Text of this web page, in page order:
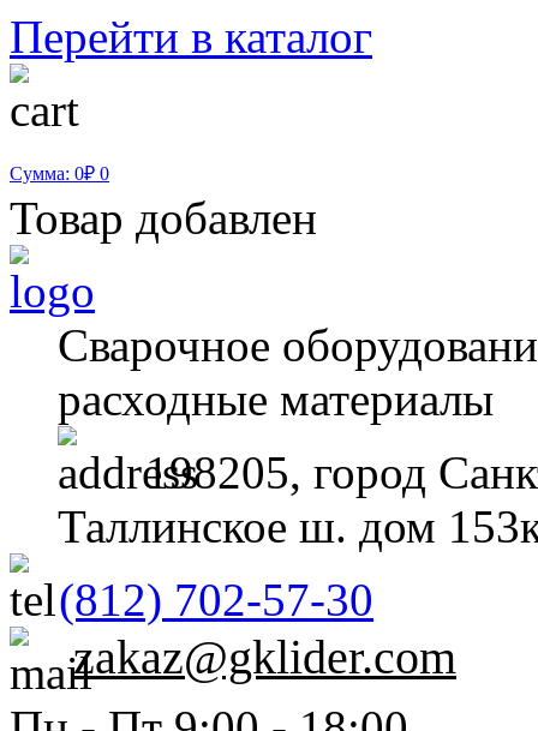
Перейти в каталог
Сумма: 0₽ 0
Товар добавлен
Сварочное
расходные материалы
198205, город
Таллинское ш. дом
(812) 702-57-30
zakaz@gklider.com